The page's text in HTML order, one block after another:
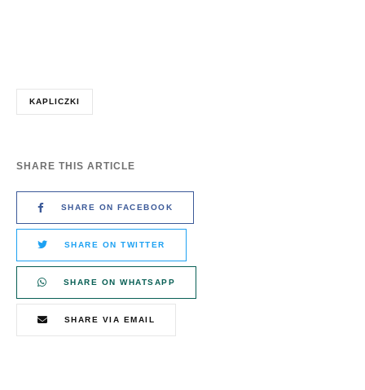
KAPLICZKI
SHARE THIS ARTICLE
SHARE ON FACEBOOK
SHARE ON TWITTER
SHARE ON WHATSAPP
SHARE VIA EMAIL